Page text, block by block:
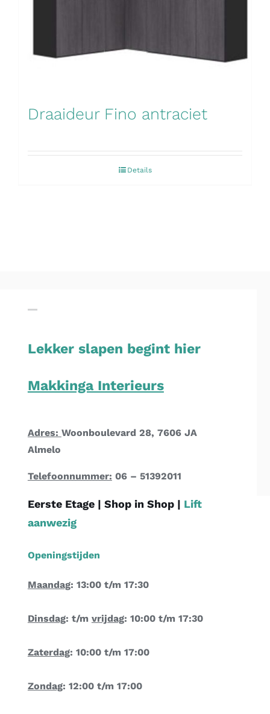
Draaideur Fino antraciet
Details
Lekker slapen begint hier
Makkinga Interieurs
Adres: Woonboulevard 28, 7606 JA
Almelo
Telefoonnummer: 06 – 51392011
Eerste Etage | Shop in Shop | Lift
aanwezig
Openingstijden
Maandag: 13:00 t/m 17:30
Dinsdag: t/m vrijdag: 10:00 t/m 17:30
Zaterdag: 10:00 t/m 17:00
Zondag: 12:00 t/m 17:00